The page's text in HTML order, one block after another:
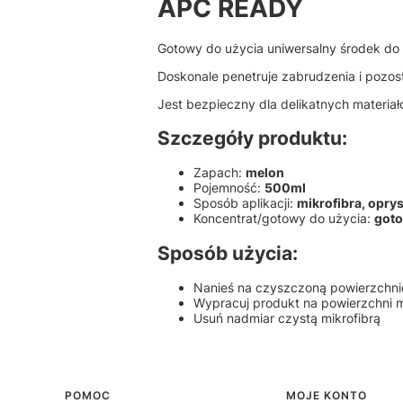
APC READY
Gotowy do użycia uniwersalny środek
Doskonale penetruje zabrudzenia i
Jest bezpieczny dla delikatnych
Szczegóły produktu:
Zapach: melon
Pojemność: 500ml
Sposób aplikacji: mikrofibra,
Koncentrat/gotowy do użycia:
Sposób użycia:
Nanieś na czyszczoną
Wypracuj produkt na powierzchni
Usuń nadmiar czystą mikrofibrą
POMOC MOJE KONTO